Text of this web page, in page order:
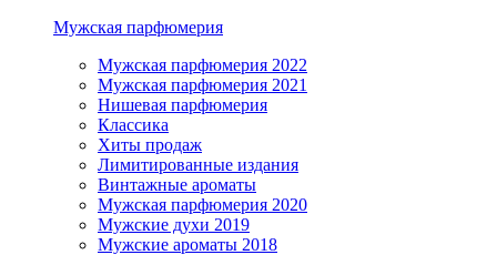
Мужская парфюмерия
Мужская парфюмерия 2022
Мужская парфюмерия 2021
Нишевая парфюмерия
Классика
Хиты продаж
Лимитированные издания
Винтажные ароматы
Мужская парфюмерия 2020
Мужские духи 2019
Мужские ароматы 2018